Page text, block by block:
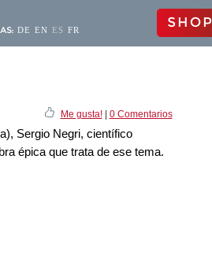
DE EN ES FR SHOP
Me gusta!| 0 Comentarios
Sergio Negri, científico
épica que trata de ese tema.